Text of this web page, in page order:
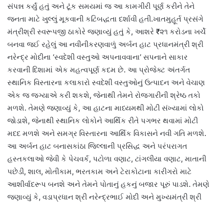
સંપન્ન કર્યું હતું અને ટૂંક સમયમાં જ આ કામગીરી પૂર્ણ કરીને તેને
જનતા માટે ખુલ્લું મૂકવાની કટિબદ્ધતા દર્શાવી હતી.ખાતમુહૂર્ત પ્રસંગે
મંત્રીશ્રી સ્વરૂપજી ઠાકોરે જણાવ્યું હતું કે, આશરે ₹૨૧ કરોડના ખર્ચે
બનવા જઈ રહેલું આ નવીનીકરણવાળું અર્બન હાટ પ્રધાનમંત્રી શ્રી
નરેન્દ્ર મોદીના ‘સ્વદેશી વસ્તુઓ અપનાવવાના’ સપનાને સાકાર
કરવાની દિશામાં એક મહત્વપૂર્ણ કદમ છે. આ પ્રોજેક્ટ અંતર્ગત
સ્થાનિક વિસ્તારના કલાકારો સ્વદેશી વસ્તુઓનું ઉત્પાદન અને વેચાણ
એક જ જગ્યાએ કરી શકશે, જેનાથી તેમને રોજગારીની શ્રેષ્ઠ તકો
મળશે. તેમણે જણાવ્યું કે, આ હાટના માધ્યમથી મોટી સંખ્યામાં લોકો
જોડાશે, જેનાથી સ્થાનિક લોકોને આર્થિક રીતે પગભર થવામાં મોટી
મદદ મળશે અને સમગ્ર વિસ્તારના આર્થિક વિકાસને નવી ગતિ મળશે.
આ અર્બન હાટ બનાસકાંઠા જિલ્લાની પ્રસિદ્ધ અને પરંપરાગત
હસ્તકલાઓ જેવી કે પેચવર્ક, પટોળા વણાટ, ટાંગલીયા વણાટ, માતાની
પછેડી, શાલ, મોતીકામ, ભરતકામ અને ટેરાકોટાના કારીગરો માટે
આશીર્વાદરૂપ બનશે અને તેમને પોતાનું હકનું બજાર પૂરું પાડશે. તેમણે
જણાવ્યું કે, વડાપ્રધાન શ્રી નરેન્દ્રભાઈ મોદી અને મુખ્યમંત્રી શ્રી